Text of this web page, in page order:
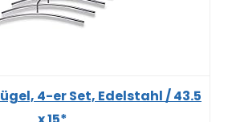
4-er Set, Edelstahl / 43.5